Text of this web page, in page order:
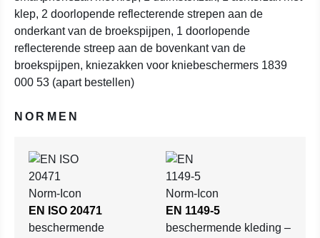
klep, 2 doorlopende reflecterende strepen aan de
onderkant van de broekspijpen, 1 doorlopende
reflecterende streep aan de bovenkant van de
broekspijpen, kniezakken voor kniebeschermers 1839
000 53 (apart bestellen)
NORMEN
EN ISO 20471
beschermende
EN 1149-5
beschermende kleding –